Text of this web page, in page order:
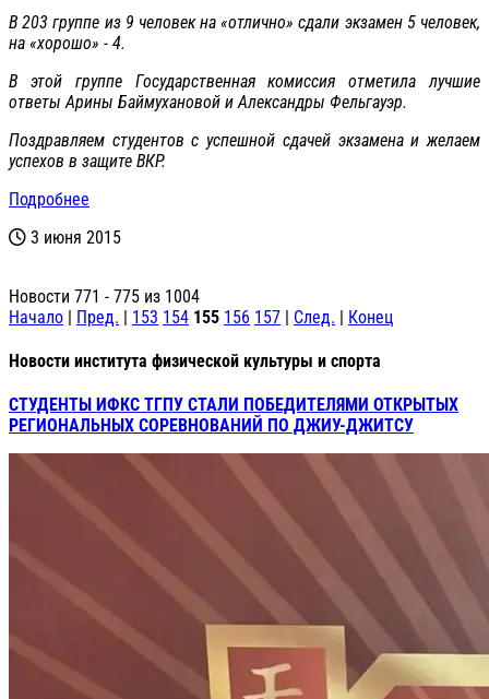
В 203 группе из 9 человек на «отлично» сдали экзамен 5 человек,
на «хорошо» - 4.
В этой группе Государственная комиссия отметила лучшие
ответы Арины Баймухановой и Александры Фельгауэр.
Поздравляем студентов с успешной сдачей экзамена и желаем
успехов в защите ВКР.
Подробнее
3 июня 2015
Новости 771 - 775 из 1004
Начало | Пред. | 153 154 155 156 157 | След. | Конец
Новости института физической культуры и спорта
СТУДЕНТЫ ИФКС ТГПУ СТАЛИ ПОБЕДИТЕЛЯМИ ОТКРЫТЫХ
РЕГИОНАЛЬНЫХ СОРЕВНОВАНИЙ ПО ДЖИУ-ДЖИТСУ